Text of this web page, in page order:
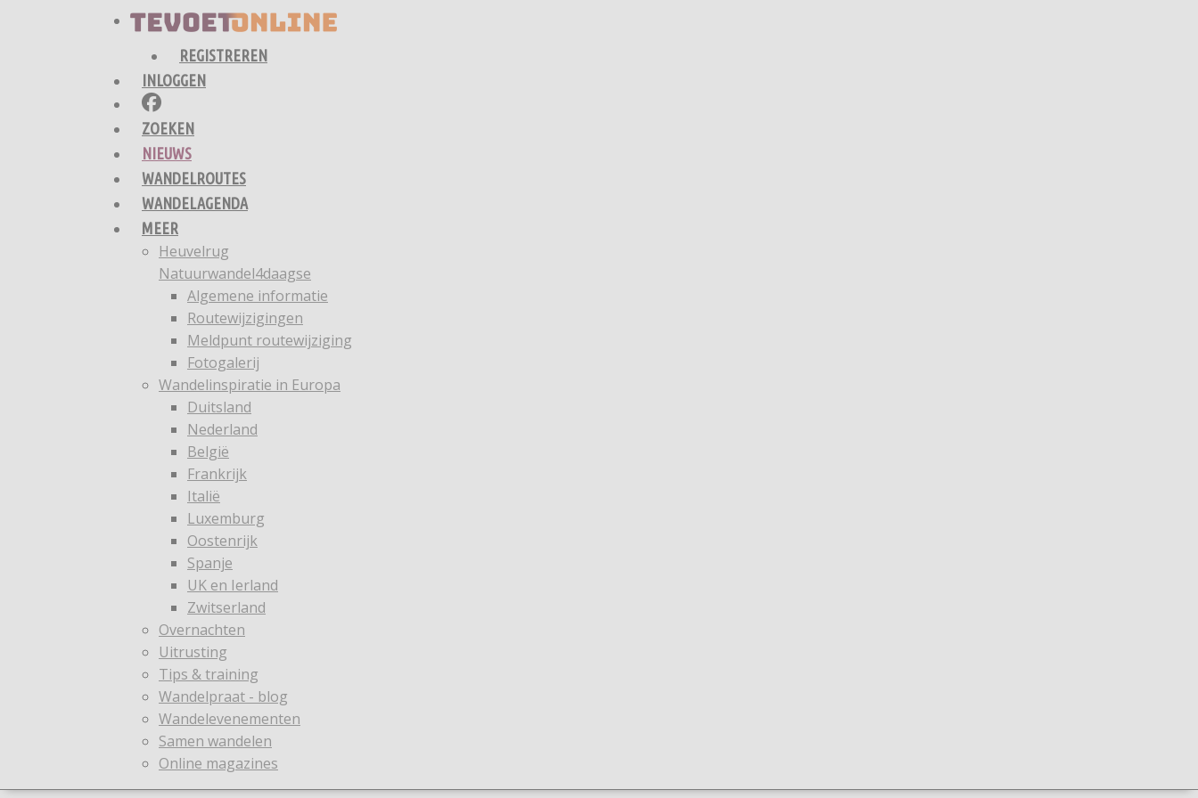
REGISTREREN
INLOGGEN
ZOEKEN
NIEUWS
WANDELROUTES
WANDELAGENDA
MEER
Heuvelrug
Natuurwandel4daagse
Algemene informatie
Routewijzigingen
Meldpunt routewijziging
Fotogalerij
Wandelinspiratie in Europa
Duitsland
Nederland
België
Frankrijk
Italië
Luxemburg
Oostenrijk
Spanje
UK en Ierland
Zwitserland
Overnachten
Uitrusting
Tips & training
Wandelpraat - blog
Wandelevenementen
Samen wandelen
Online magazines